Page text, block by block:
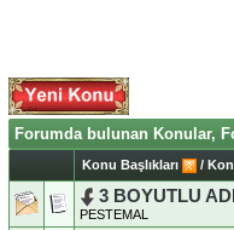
Forumda bulunan Konular,
Konu Başlıkları /
3 BOYUTLU
PESTEMAL